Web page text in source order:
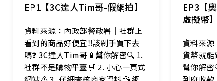
EP1【3C達人Tim哥-假網拍】
資料來源：內政部警政署｜社群上
看到的商品好便宜‼️該剁手買下去
嗎❓ 3C達人Tim哥🔋幫你解密🔍 1.
社群不是購物平臺🛒 2. 小心一頁式
EP3【
虛擬幣
資料來
貨幣就能
幫你解